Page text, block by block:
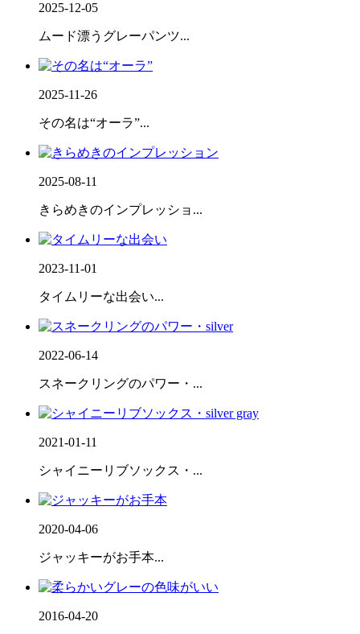
2025-12-05
ムード漂うグレーパンツ...
2025-11-26
その名は“オーラ”...
2025-08-11
きらめきのインプレッショ...
2023-11-01
タイムリーな出会い...
2022-06-14
スネークリングのパワー・...
2021-01-11
シャイニーリブソックス・...
2020-04-06
ジャッキーがお手本...
2016-04-20